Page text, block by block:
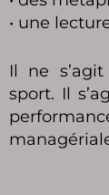
• une
Il ne
sport. Il